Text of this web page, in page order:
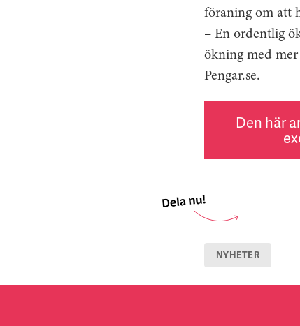
föraning om att
– En ordentlig
ökning med mer
Pengar.se.
Den här
NYHETER